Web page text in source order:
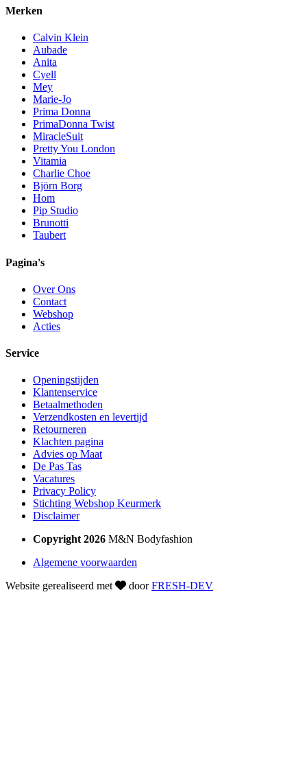
Merken
Calvin Klein
Aubade
Anita
Cyell
Mey
Marie-Jo
Prima Donna
PrimaDonna Twist
MiracleSuit
Pretty You London
Vitamia
Charlie Choe
Björn Borg
Hom
Pip Studio
Brunotti
Taubert
Pagina's
Over Ons
Contact
Webshop
Acties
Service
Openingstijden
Klantenservice
Betaalmethoden
Verzendkosten en levertijd
Retourneren
Klachten pagina
Advies op Maat
De Pas Tas
Vacatures
Privacy Policy
Stichting Webshop Keurmerk
Disclaimer
Copyright 2026 M&N Bodyfashion
Algemene voorwaarden
Website gerealiseerd met
doorFRESH-DEV